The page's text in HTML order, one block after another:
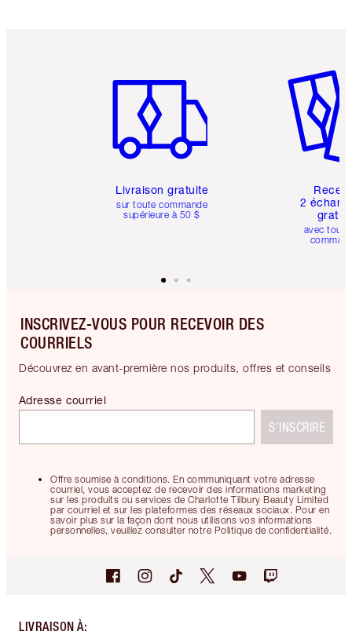
Livraison gratuite
sur toute commande
supérieure à 50 $
2
avec
INSCRIVEZ-VOUS POUR RECEVOIR DES
COURRIELS
Découvrez en avant-première nos produits, offres et conseils
Offre soumise à conditions. En communiquant votre adresse
courriel, vous acceptez de recevoir des informations marketing
sur les produits ou services de Charlotte Tilbury Beauty Limited
par courriel et sur les plateformes des réseaux sociaux. Pour en
savoir plus sur la façon dont nous utilisons vos informations
personnelles, veuillez consulter notre Politique de confidentialité.
Adresse courriel
S’INSCRIRE
LIVRAISON À: